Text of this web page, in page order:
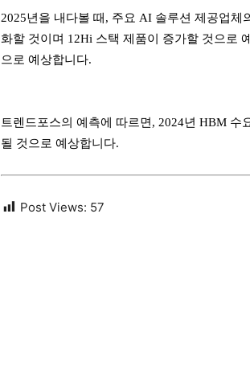
2025년을 내다볼 때, 주요 AI 솔루션 제공업
화할 것이며 12Hi 스택 제품이 증가할 것으로
으로 예상합니다.
트렌드포스의 예측에 따르면, 2024년 HBM 수
될 것으로 예상합니다.
Post Views: 57